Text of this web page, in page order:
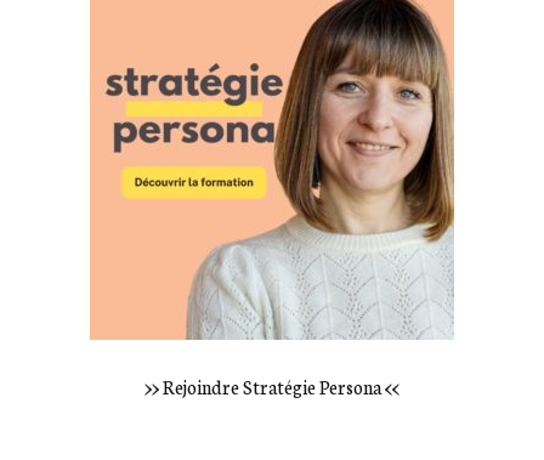
>> Rejoindre Stratégie Persona <<